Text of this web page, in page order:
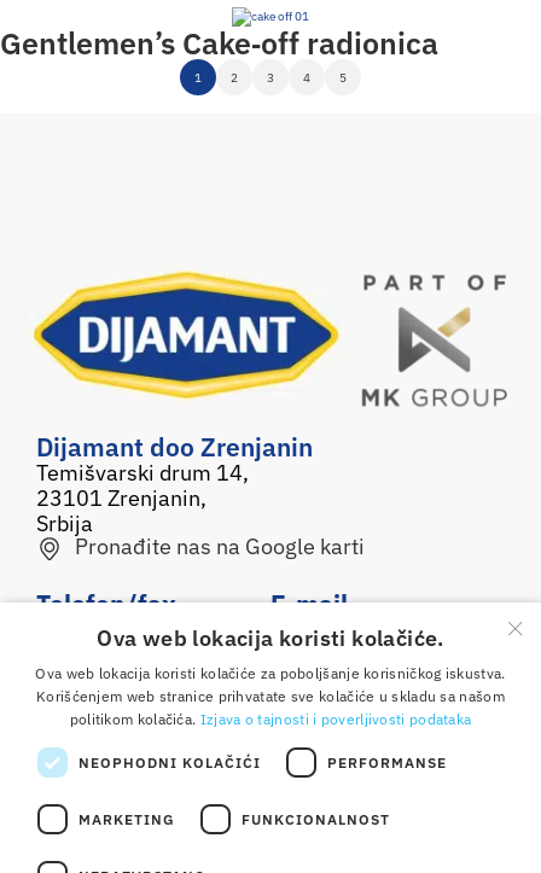
Gentlemen’s Cake‑off radionica
1 2 3 4 5
Dijamant doo Zrenjanin
Temišvarski drum 14,
23101 Zrenjanin,
Srbija
Pronađite nas na Google karti
Telefon/fax
0800 050 500
+381 23 551 001
E-mail
office@dijamant.rs
Pratite nas
×
Ova web lokacija koristi kolačiće.
Ova web lokacija koristi kolačiće za poboljšanje korisničkog iskustva.
Korišćenjem web stranice prihvatate sve kolačiće u skladu sa našom
politikom kolačića. Izjava o tajnosti i poverljivosti podataka
NEOPHODNI KOLAČIĆI PERFORMANSE
MARKETING FUNKCIONALNOST